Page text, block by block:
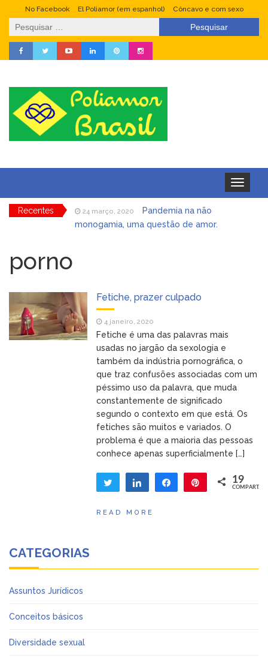
No Facebook El Poliamor (em espanhol) Côncavo e com sexo
Pesquisar
por:
Toggle
navigation
Recentes 24 março, 2020
Pandemia na não
monogamia, uma questão de amor.
28 novembro, 2019
É natural a monogamia
nos seres humanos?
24 maio, 2019
Dicas: os quatro princípios
do Poliamor
14 maio, 2019
Entrevista em O Dia: o
poliamor retratado na ficção
17 dezembro, 2018 Bemvindos!
porno
Fetiche, prazer culpado
4 janeiro, 2020
Fetiche é uma das palavras mais
usadas no jargão da sexologia e
também da indústria pornográfica, o
que traz confusões associadas com um
péssimo uso da palavra, que muda
constantemente de significado
segundo o contexto em que está. Os
fetiches são muitos e variados. O
problema é que a maioria das pessoas
conhece apenas superficialmente […]
Twittar CompartilharCompartilhar
Pin 19
COMPART.
READ MORE
CATEGORIAS
Assuntos Jurídicos
Conceitos básicos
Diversidade sexual